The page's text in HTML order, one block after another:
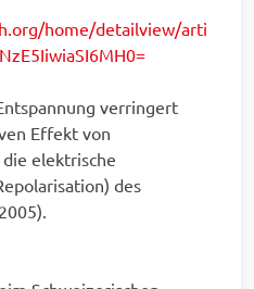
home/detailview/arti
verringert
Effekt von
elektrische
des